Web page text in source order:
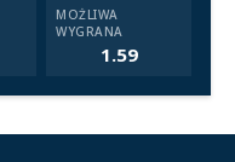
MOŻLIWA
WYGRANA
1.59